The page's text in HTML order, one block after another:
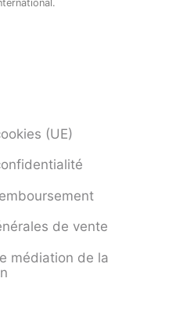
(UE)
de vente
médiation de la